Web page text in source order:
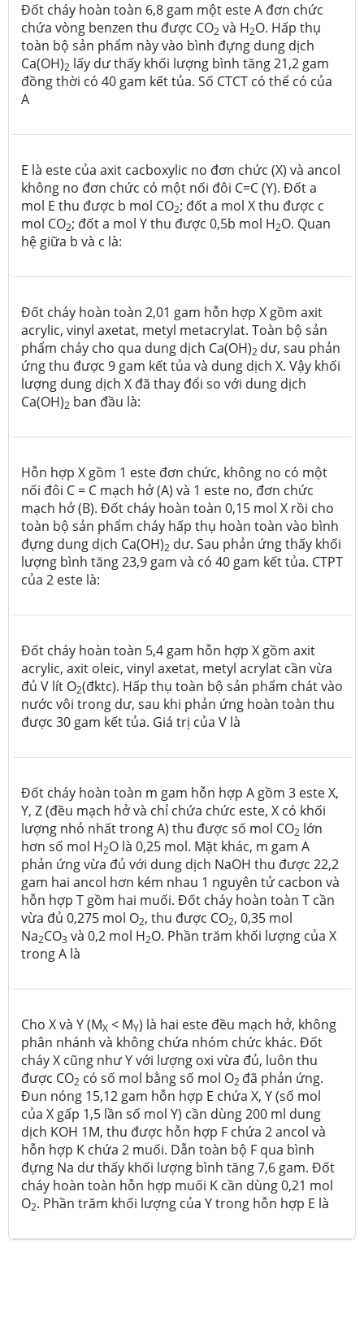
Đốt cháy hoàn toàn 6,8 gam một este A đơn chức
chứa vòng benzen thu được CO2 và H2O. Hấp thụ
toàn bộ sản phẩm này vào bình đựng dung dịch
Ca(OH)2 lấy dư thấy khối lượng bình tăng 21,2 gam
đồng thời có 40 gam kết tủa. Số CTCT có thể có của
A
E là este của axit cacboxylic no đơn chức (X) và ancol
không no đơn chức có một nối đôi C=C (Y). Đốt a
mol E thu được b mol CO2; đốt a mol X thu được c
mol CO2; đốt a mol Y thu được 0,5b mol H2O. Quan
hệ giữa b và c là:
Đốt cháy hoàn toàn 2,01 gam hỗn hợp X gồm axit
acrylic, vinyl axetat, metyl metacrylat. Toàn bộ sản
phẩm cháy cho qua dung dịch Ca(OH)2 dư, sau phản
ứng thu được 9 gam kết tủa và dung dịch X. Vậy khối
lượng dung dịch X đã thay đổi so với dung dịch
Ca(OH)2 ban đầu là:
Hỗn hợp X gồm 1 este đơn chức, không no có một
nối đôi C = C mạch hở (A) và 1 este no, đơn chức
mạch hở (B). Đốt cháy hoàn toàn 0,15 mol X rồi cho
toàn bộ sản phẩm cháy hấp thụ hoàn toàn vào bình
đựng dung dịch Ca(OH)2 dư. Sau phản ứng thấy khối
lượng bình tăng 23,9 gam và có 40 gam kết tủa. CTPT
của 2 este là:
Đốt cháy hoàn toàn 5,4 gam hỗn hợp X gồm axit
acrylic, axit oleic, vinyl axetat, metyl acrylat cần vừa
đủ V lít O2(đktc). Hấp thụ toàn bộ sản phẩm chát vào
nước vôi trong dư, sau khi phản ứng hoàn toàn thu
được 30 gam kết tủa. Giá trị của V là
Đốt cháy hoàn toàn m gam hỗn hợp A gồm 3 este X,
Y, Z (đều mạch hở và chỉ chứa chức este, X có khối
lượng nhỏ nhất trong A) thu được số mol CO2 lớn
hơn số mol H2O là 0,25 mol. Mặt khác, m gam A
phản ứng vừa đủ với dung dịch NaOH thu được 22,2
gam hai ancol hơn kém nhau 1 nguyên tử cacbon và
hỗn hợp T gồm hai muối. Đốt cháy hoàn toàn T cần
vừa đủ 0,275 mol O2, thu được CO2, 0,35 mol
Na2CO3 và 0,2 mol H2O. Phần trăm khối lượng của X
trong A là
Cho X và Y (MX < MY) là hai este đều mạch hở, không
phân nhánh và không chứa nhóm chức khác. Đốt
cháy X cũng như Y với lượng oxi vừa đủ, luôn thu
được CO2 có số mol bằng số mol O2 đã phản ứng.
Đun nóng 15,12 gam hỗn hợp E chứa X, Y (số mol
của X gấp 1,5 lần số mol Y) cần dùng 200 ml dung
dịch KOH 1M, thu được hỗn hợp F chứa 2 ancol và
hỗn hợp K chứa 2 muối. Dẫn toàn bộ F qua bình
đựng Na dư thấy khối lượng bình tăng 7,6 gam. Đốt
cháy hoàn toàn hỗn hợp muối K cần dùng 0,21 mol
O2. Phần trăm khối lượng của Y trong hỗn hợp E là